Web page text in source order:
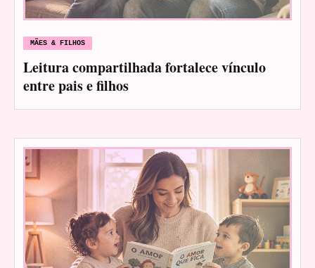
MÃES & FILHOS
Leitura compartilhada fortalece vínculo
entre pais e filhos